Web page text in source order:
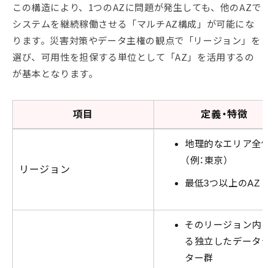
この構造により、1つのAZに問題が発生しても、他のAZで
システムを継続稼働させる「マルチAZ構成」が可能にな
ります。災害対策やデータ主権の観点で「リージョン」を
選び、可用性を担保する単位として「AZ」を活用するの
が基本となります。
項目 定義・特徴
リージョン
地理的なエリア全体
（例：東京）
最低3つ以上のAZ
そのリージョン内に
る独立したデータセ
ター群